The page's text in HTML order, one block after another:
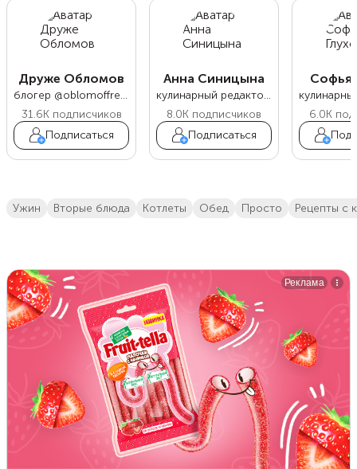
Друже Обломов
блогер @oblomoffrecipe
31.6Kподписчиков
Подписаться
Анна Синицына
кулинарный редактор Food.ru
8.0K подписчиков
Подписаться
Софья
6.0K
ужин вторые блюда котлеты обед просто рецепты с